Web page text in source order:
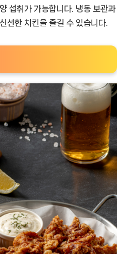
섭취가 가능합니다. 냉동 보관과
선한 치킨을 즐길 수 있습니다.